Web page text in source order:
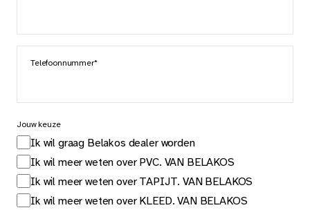
Telefoonnummer*
Jouw keuze
Ik wil graag Belakos dealer worden
Ik wil meer weten over PVC. VAN BELAKOS
Ik wil meer weten over TAPIJT. VAN BELAKOS
Ik wil meer weten over KLEED. VAN BELAKOS